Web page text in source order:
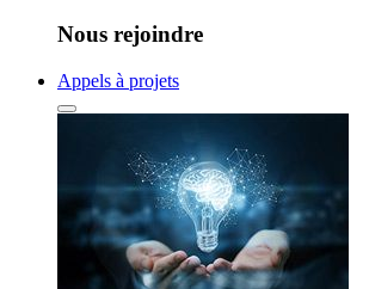
Nous rejoindre
Appels à projets